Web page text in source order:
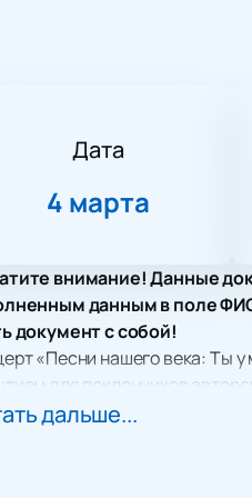
Дата
4 марта
внимание! Данные
данным в поле
документ с собой!
«Песни нашего века: Ты
для поклонников
журналиста,
дальше...